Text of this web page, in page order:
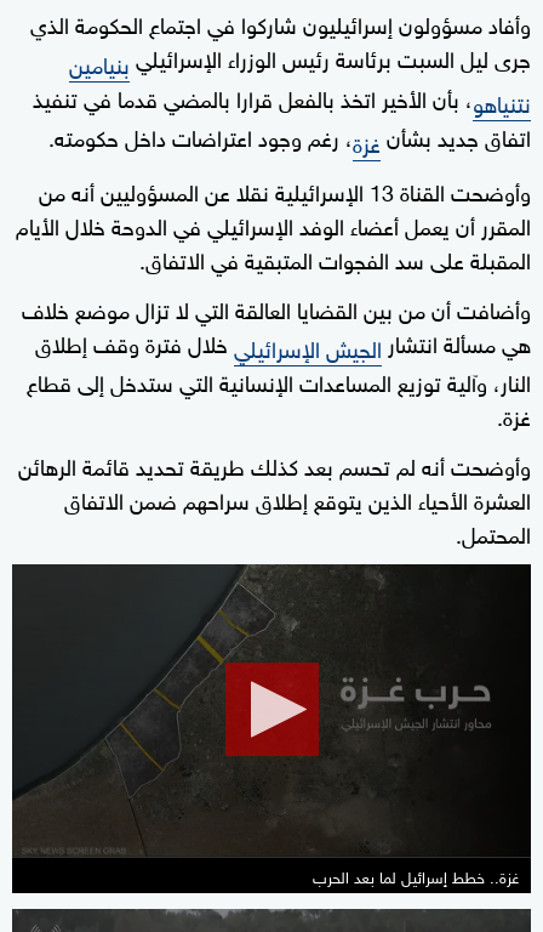
وأفاد مسؤولون إسرائيليون شاركوا في اجتماع الحكومة الذي
جرى ليل السبت برئاسة رئيس الوزراء الإسرائيليبنيامين
نتنياهو، بأن الأخير اتخذ بالفعل قرارا بالمضي قدما في تنفيذ
اتفاق جديد بشأنغزة، رغم وجود اعتراضات داخل حكومته.
وأوضحت القناة 13 الإسرائيلية نقلا عن المسؤوليين أنه من
المقرر أن يعمل أعضاء الوفد الإسرائيلي في الدوحة خلال الأيام
المقبلة على سد الفجوات المتبقية في الاتفاق.
وأضافت أن من بين القضايا العالقة التي لا تزال موضع خلاف
هي مسألة انتشار الجيش الإسرائيليخلال فترة وقف إطلاق
النار، وآلية توزيع المساعدات الإنسانية التي ستدخل إلى قطاع
غزة.
وأوضحت أنه لم تحسم بعد كذلك طريقة تحديد قائمة الرهائن
العشرة الأحياء الذين يتوقع إطلاق سراحهم ضمن الاتفاق
المحتمل.
seconds
غزة.. خطط إسرائيل لما بعد الحرب